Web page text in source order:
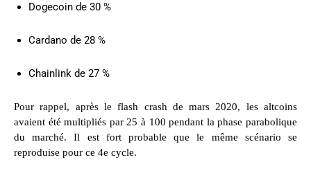
Dogecoin de 30 %
Cardano de 28 %
Chainlink de 27 %
Pour rappel, après le flash crash de mars 2020, les altcoins
avaient été multipliés par 25 à 100 pendant la phase parabolique
du marché. Il est fort probable que le même scénario se
reproduise pour ce 4e cycle.